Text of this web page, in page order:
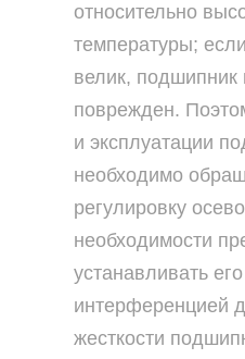
относительно
температуры;
велик, подшипник
поврежден.
и эксплуатации
необходимо
регулировку
необходимости
устанавливать
интерференцией
жесткости